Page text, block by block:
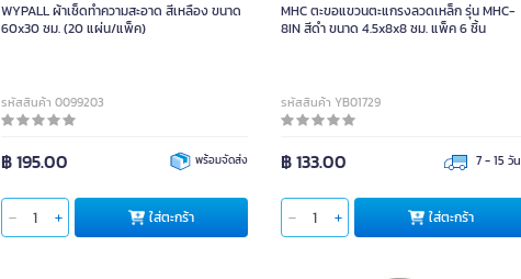
WYPALL ผ้าเช็ดทำความสะอาด สีเหลือง ขนาด
60x30 ซม. (20 แผ่น/แพ็ค)
รหัสสินค้า 0099203
฿ 195.00 พร้อมจัดส่ง
ใส่ตะกร้า
MHC ตะขอแขวนตะแกรงลวดเหล็ก รุ่น MHC-
8IN สีดำ ขนาด 4.5x8x8 ซม. แพ็ค 6 ชิ้น
รหัสสินค้า YB01729
฿ 133.00 7 - 15 วัน
ใส่ตะกร้า